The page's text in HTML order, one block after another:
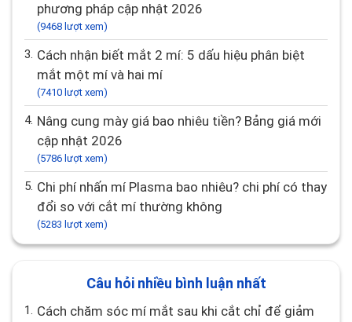
phương pháp cập nhật 2026
(9468 lượt xem)
3. Cách nhận biết mắt 2 mí: 5 dấu hiệu phân biệt
mắt một mí và hai mí
(7410 lượt xem)
4. Nâng cung mày giá bao nhiêu tiền? Bảng giá mới
cập nhật 2026
(5786 lượt xem)
5. Chi phí nhấn mí Plasma bao nhiêu? chi phí có thay
đổi so với cắt mí thường không
(5283 lượt xem)
Câu hỏi nhiều bình luận nhất
1. Cách chăm sóc mí mắt sau khi cắt chỉ để giảm